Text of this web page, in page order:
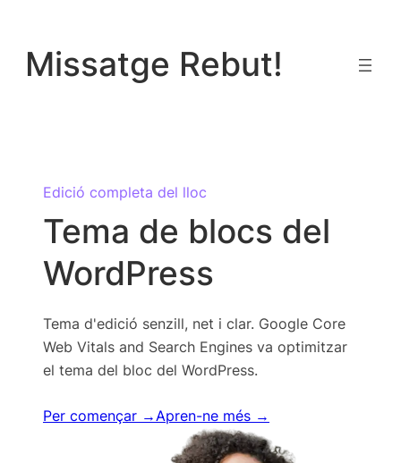
contingut
Missatge Rebut!
Edició completa del lloc
Tema de blocs del
WordPress
Tema d'edició senzill, net i clar. Google Core
Web Vitals and Search Engines va optimitzar
el tema del bloc del WordPress.
Per començar →Apren-ne més →